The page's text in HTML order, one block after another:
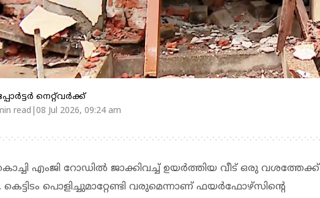
നെറ്റ്‌വര്‍ക്ക്‌
read|08 Jul 2026, 09:24 am
എംജി റോഡില്‍ ജാക്കിവച്ച് ഉയര്‍ത്തിയ വീട് ഒരു വശത്തേക്ക്
പൊളിച്ചുമാറ്റേണ്ടി വരുമെന്നാണ് ഫയര്‍ഫോഴ്‌സിന്റെ